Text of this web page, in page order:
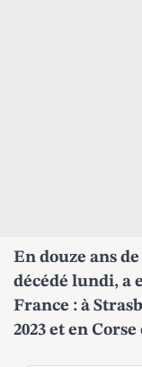
En douze ans
décédé lundi, a
France : à
2023 et en Corse